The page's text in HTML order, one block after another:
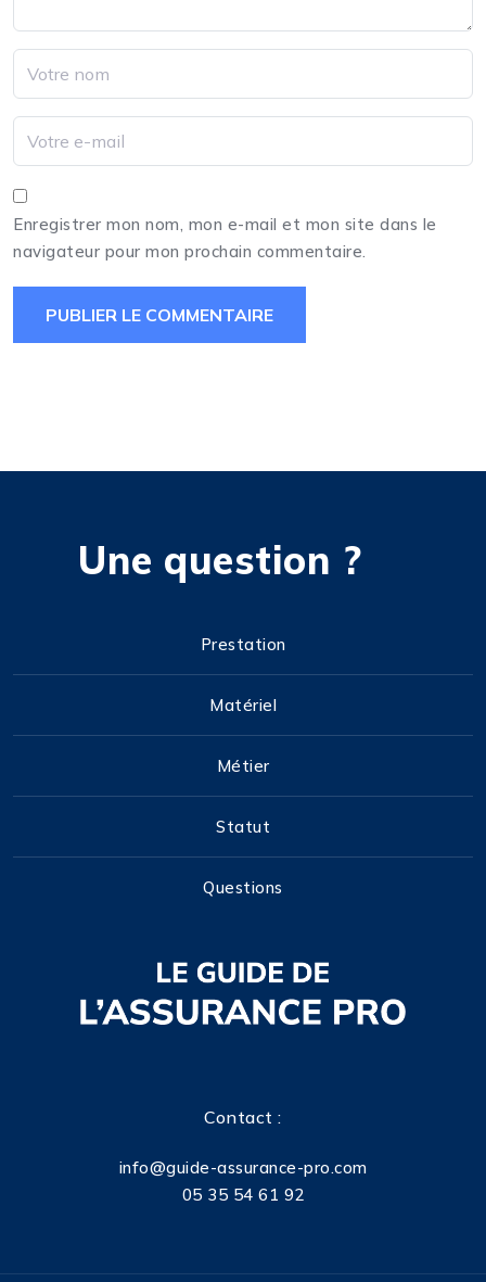
Enregistrer mon nom, mon e-mail et mon site dans le
navigateur pour mon prochain commentaire.
Une question ?
Prestation
Matériel
Métier
Statut
Questions
Contact :
info@guide-assurance-pro.com
05 35 54 61 92